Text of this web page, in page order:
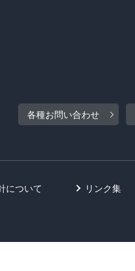
各種お問い合わせ
について リンク集